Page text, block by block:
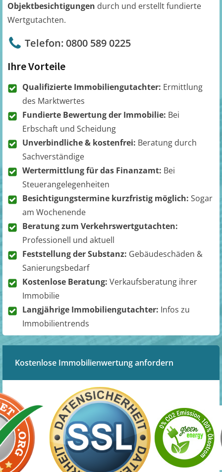
Objektbesichtigungen durch und erstellt fundierte
Wertgutachten.
Telefon: 0800 589 0225
Ihre Vorteile
Qualifizierte Immobiliengutachter: Ermittlung
des Marktwertes
Fundierte Bewertung der Immobilie: Bei
Erbschaft und Scheidung
Unverbindliche & kostenfrei: Beratung durch
Sachverständige
Wertermittlung für das Finanzamt: Bei
Steuerangelegenheiten
Besichtigungstermine kurzfristig möglich: Sogar
am Wochenende
Beratung zum Verkehrswertgutachten:
Professionell und aktuell
Feststellung der Substanz: Gebäudeschäden &
Sanierungsbedarf
Kostenlose Beratung: Verkaufsberatung ihrer
Immobilie
Langjährige Immobiliengutachter: Infos zu
Immobilientrends
Kostenlose Immobilienwertung anfordern